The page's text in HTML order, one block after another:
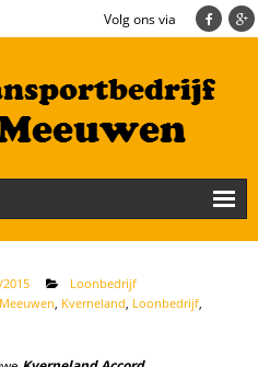
Volg ons via
Loonbedrijf
, Kverneland, Loonbedrijf,